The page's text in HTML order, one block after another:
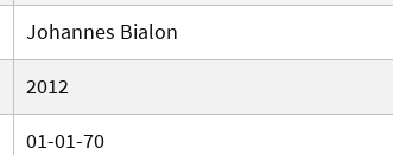
Johannes Bialon
2012
01-01-70